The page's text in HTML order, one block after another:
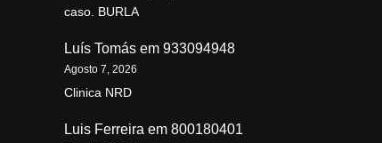
caso. BURLA
Luís Tomás em 933094948
Agosto 7, 2026
Clinica NRD
Luis Ferreira em 800180401